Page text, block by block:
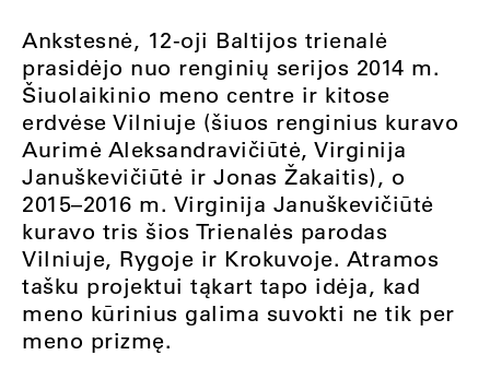
Ankstesnė, 12-oji Baltijos trienalė
prasidėjo nuo renginių serijos 2014 m.
Šiuolaikinio meno centre ir kitose
erdvėse Vilniuje (šiuos renginius kuravo
Aurimė Aleksandravičiūtė, Virginija
Januškevičiūtė ir Jonas Žakaitis), o
2015–2016 m. Virginija Januškevičiūtė
kuravo tris šios Trienalės parodas
Vilniuje, Rygoje ir Krokuvoje. Atramos
tašku projektui tąkart tapo idėja, kad
meno kūrinius galima suvokti ne tik per
meno prizmę.